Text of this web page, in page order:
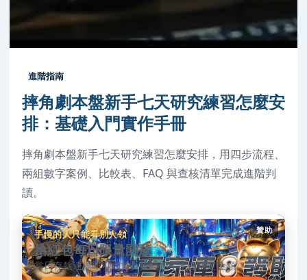
進階指南
摔角劇本盤新手七天研究練習怎麼安
排：基礎入門實作手冊
摔角劇本盤新手七天研究練習怎麼安排，用四步流程、
兩組數字案例、比較表、FAQ 與查核清單完成進階判
讀。
贊助
手慢的人只能看別人領
搶紅包每日限量開放
當日存款達標即可到首頁搶紅包，手速決定金額。